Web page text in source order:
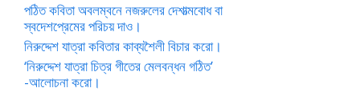
পঠিত কবিতা অবলম্বনে নজরুলের দেশাত্মবোধ বা
স্বদেশপ্রেমের পরিচয় দাও।
নিরুদ্দেশ যাত্রা কবিতার কাব্যশৈলী বিচার করো।
‘নিরুদ্দেশ যাত্রা চিত্র গীতের মেলবন্ধন গঠিত’
-আলোচনা করো।